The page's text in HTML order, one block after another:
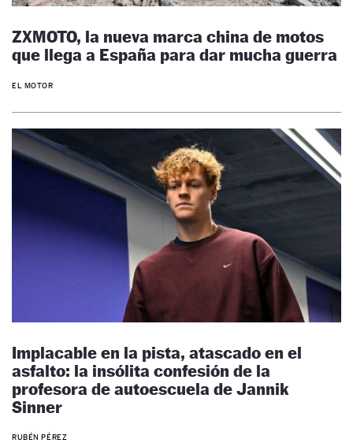
ZXMOTO, la nueva marca china de motos
que llega a España para dar mucha guerra
EL MOTOR
Implacable en la pista, atascado en el
asfalto: la insólita confesión de la
profesora de autoescuela de Jannik
Sinner
RUBÉN PÉREZ